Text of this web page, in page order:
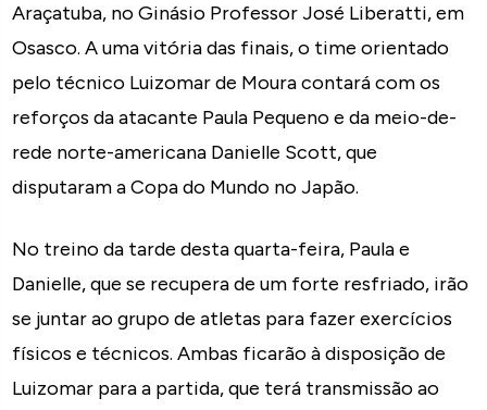
Araçatuba, no Ginásio Professor José Liberatti, em
Osasco. A uma vitória das finais, o time orientado
pelo técnico Luizomar de Moura contará com os
reforços da atacante Paula Pequeno e da meio-de-
rede norte-americana Danielle Scott, que
disputaram a Copa do Mundo no Japão.
No treino da tarde desta quarta-feira, Paula e
Danielle, que se recupera de um forte resfriado, irão
se juntar ao grupo de atletas para fazer exercícios
físicos e técnicos. Ambas ficarão à disposição de
Luizomar para a partida, que terá transmissão ao